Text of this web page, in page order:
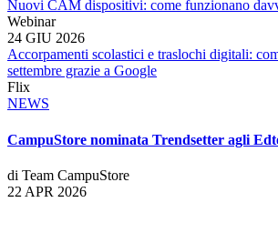
Nuovi CAM dispositivi: come funzionano
Webinar
24 GIU 2026
Accorpamenti scolastici e traslochi digitali:
settembre grazie a Google
Flix
NEWS
CampuStore nominata Trendsetter agli
di Team CampuStore
22 APR 2026